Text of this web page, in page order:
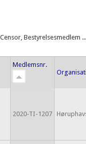
Bestyrelsesmedlem ...
Medlemsnr.
2020-TI-1207